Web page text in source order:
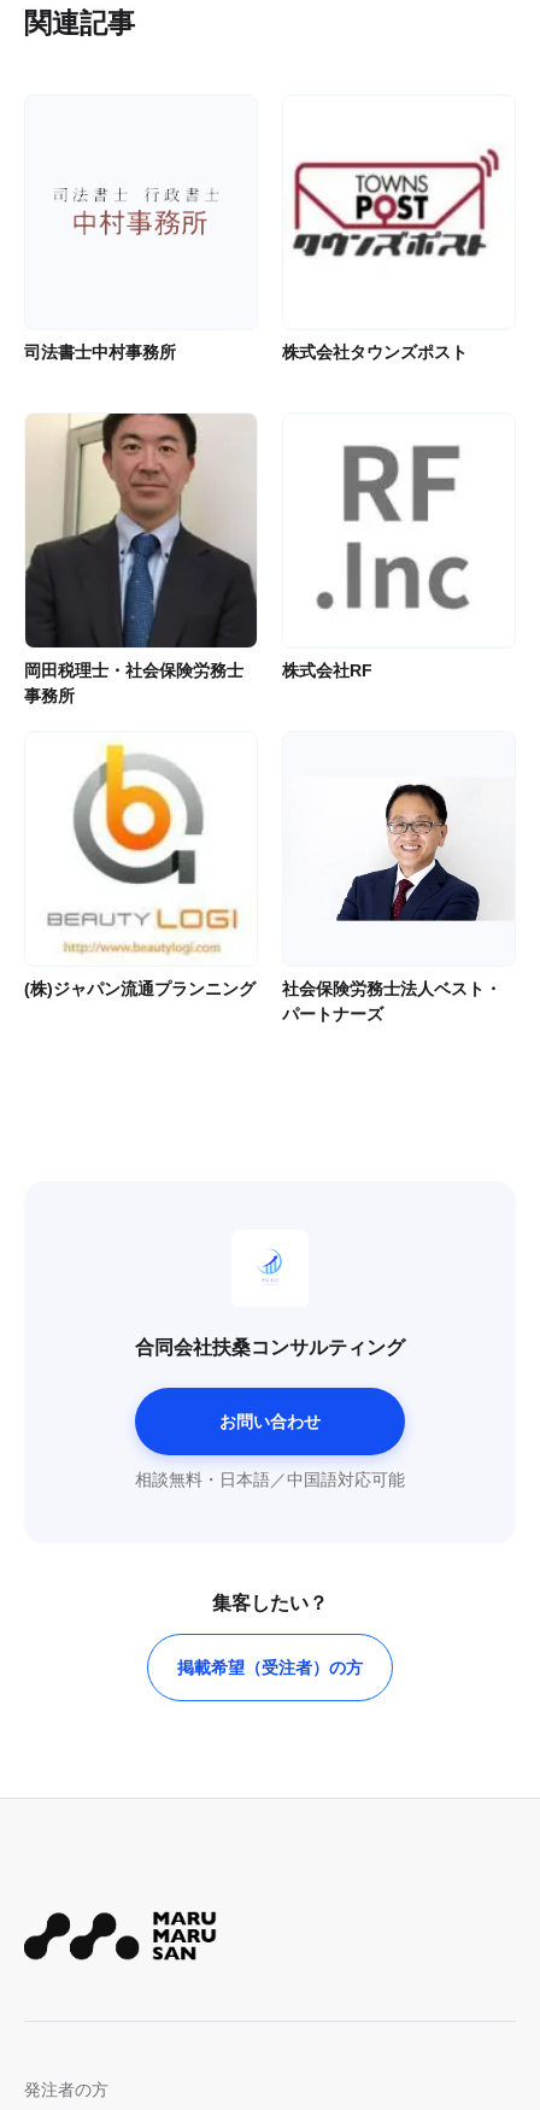
関連記事
司法書士中村事務所 株式会社タウンズポスト
岡田税理士・社会保険労務士
事務所
株式会社RF
(株)ジャパン流通プランニング
社会保険労務士法人ベスト・
パートナーズ
合同会社扶桑コンサルティング
お問い合わせ
相談無料・日本語／中国語対応可能
集客したい？
掲載希望（受注者）の方
発注者の方